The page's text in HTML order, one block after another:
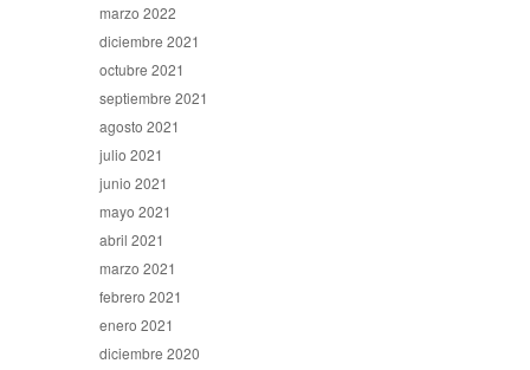
marzo 2022
diciembre 2021
octubre 2021
septiembre 2021
agosto 2021
julio 2021
junio 2021
mayo 2021
abril 2021
marzo 2021
febrero 2021
enero 2021
diciembre 2020